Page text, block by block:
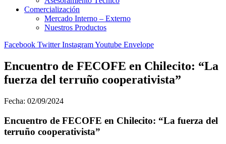
Comercialización
Mercado Interno – Externo
Nuestros Productos
Facebook Twitter InstagramYoutube Envelope
Encuentro de FECOFE en Chilecito: “La
fuerza del terruño cooperativista”
Fecha: 02/09/2024
Encuentro de FECOFE en Chilecito: “La fuerza del
terruño cooperativista”